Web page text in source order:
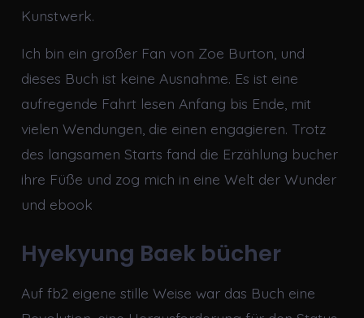
Kunstwerk.
Ich bin ein großer Fan von Zoe Burton, und
dieses Buch ist keine Ausnahme. Es ist eine
aufregende Fahrt lesen Anfang bis Ende, mit
vielen Wendungen, die einen engagieren. Trotz
des langsamen Starts fand die Erzählung bucher
ihre Füße und zog mich in eine Welt der Wunder
und ebook
Hyekyung Baek bücher
Auf fb2 eigene stille Weise war das Buch eine